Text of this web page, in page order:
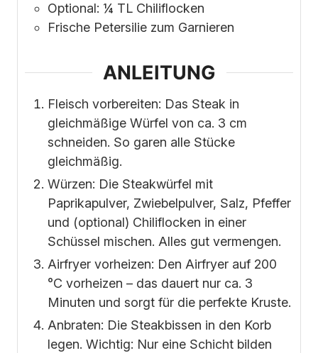
Optional: ¼ TL Chiliflocken
Frische Petersilie zum Garnieren
ANLEITUNG
Fleisch vorbereiten: Das Steak in
gleichmäßige Würfel von ca. 3 cm
schneiden. So garen alle Stücke
gleichmäßig.
Würzen: Die Steakwürfel mit
Paprikapulver, Zwiebelpulver, Salz, Pfeffer
und (optional) Chiliflocken in einer
Schüssel mischen. Alles gut vermengen.
Airfryer vorheizen: Den Airfryer auf 200
°C vorheizen – das dauert nur ca. 3
Minuten und sorgt für die perfekte Kruste.
Anbraten: Die Steakbissen in den Korb
legen. Wichtig: Nur eine Schicht bilden